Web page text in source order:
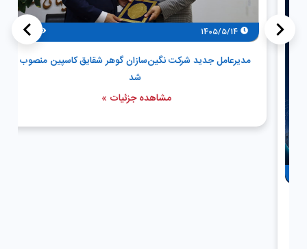
1405/5/14
45
مدیرعامل جدید شرکت نگین‌سازان گوهر شقایق کاسپین منصوب
مشاهده جزئیات »
<
>